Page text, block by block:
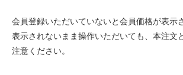
会員登録いただいていないと会員価格が表示
表示されないまま操作いただいても、本注文
注意ください。